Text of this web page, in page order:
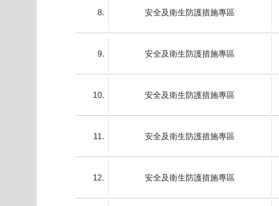
8 安全及衛生防護措施專區
9 安全及衛生防護措施專區
10 安全及衛生防護措施專區
11 安全及衛生防護措施專區
12 安全及衛生防護措施專區